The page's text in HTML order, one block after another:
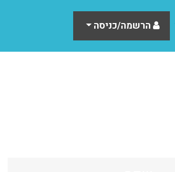
הרשמה/כניסה